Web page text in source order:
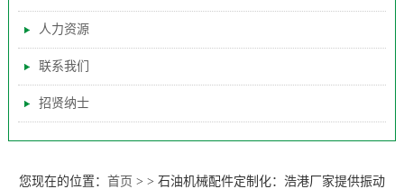
人力资源
联系我们
招贤纳士
您现在的位置： 首页 > > 石油机械配件定制化：浩港厂家提供振动